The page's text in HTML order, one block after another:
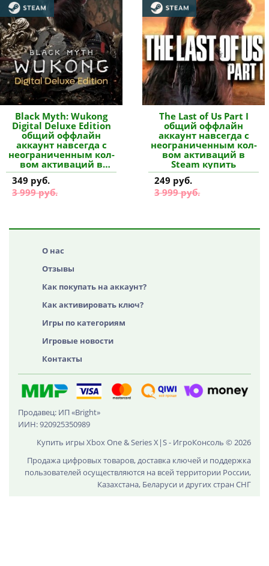
Black Myth: Wukong
Digital Deluxe Edition
общий оффлайн
аккаунт навсегда с
неограниченным кол-
вом активаций в
Steam купить
349 руб.
3 999 руб.
The Last of Us Part I
общий оффлайн
аккаунт навсегда с
неограниченным кол-
вом активаций в
Steam купить
249 руб.
3 999 руб.
О нас
Отзывы
Как покупать на аккаунт?
Как активировать ключ?
Игры по категориям
Игровые новости
Контакты
Продавец: ИП «Bright»
ИИН: 920925350989
Купить игры Xbox One & Series X|S - ИгроКонсоль © 2026
Продажа цифровых товаров, доставка ключей и поддержка
пользователей осуществляются на всей территории России,
Казахстана, Беларуси и других стран СНГ